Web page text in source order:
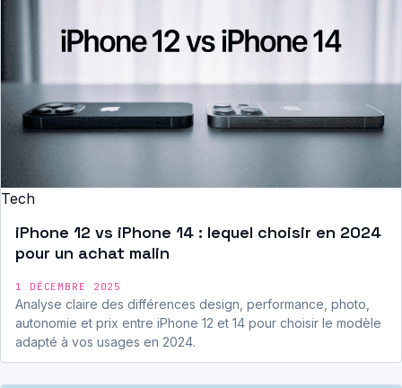
Tech
iPhone 12 vs iPhone 14 : lequel choisir en 2024
pour un achat malin
1 DÉCEMBRE 2025
Analyse claire des différences design, performance, photo,
autonomie et prix entre iPhone 12 et 14 pour choisir le modèle
adapté à vos usages en 2024.